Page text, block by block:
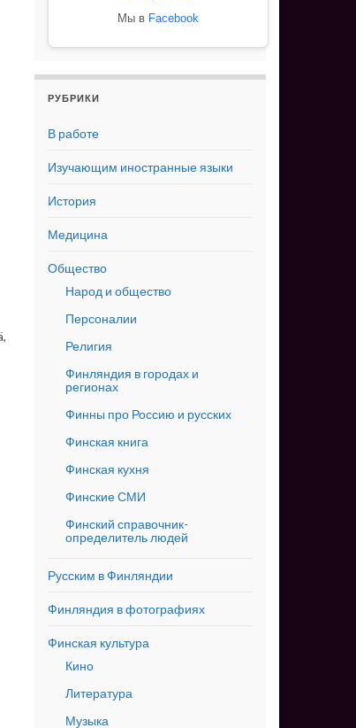
Мы в Facebook
РУБРИКИ
В работе
Изучающим иностранные языки
История
Медицина
Общество
Народ и общество
Персоналии
Религия
Финляндия в городах и
регионах
Финны про Россию и русских
Финская книга
Финская кухня
Финские СМИ
Финский справочник-
определитель людей
Русским в Финляндии
Финляндия в фотографиях
Финская культура
Кино
Литература
Музыка